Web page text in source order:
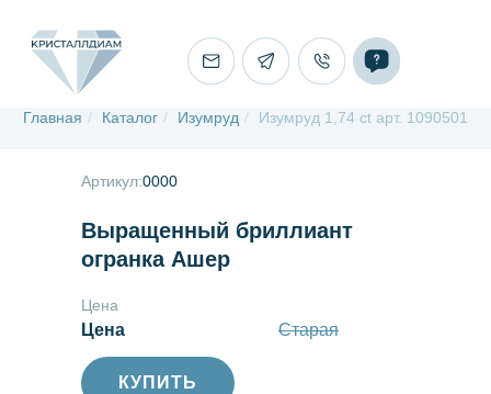
Главная / Каталог / Изумруд / Изумруд 1,74 ct арт. 1090501
Выращенный бриллиант
огранка Ашер
Артикул:0000
Старая
Цена
Цена
КУПИТЬ